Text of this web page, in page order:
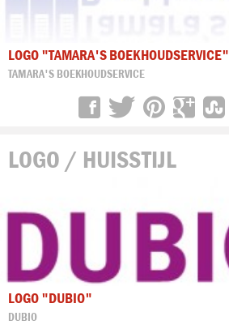
LOGO "TAMARA'S BOEKHOUDSERVICE"
TAMARA'S BOEKHOUDSERVICE
LOGO / HUISSTIJL
LOGO "DUBIO"
DUBIO